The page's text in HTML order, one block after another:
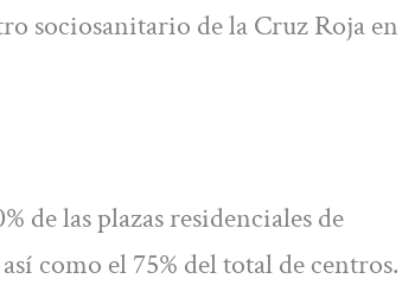
sociosanitario de la Cruz Roja en
de las plazas residenciales de
como el 75% del total de centros.